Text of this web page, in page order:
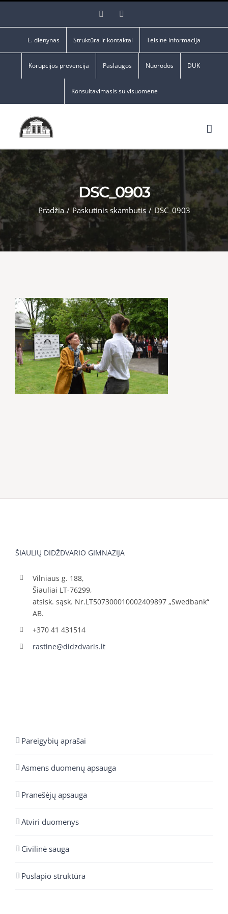
Facebook
E. dienynas Struktūra ir kontaktai Teisinė informacija
Korupcijos prevencija Paslaugos Nuorodos DUK
Konsultavimasis su visuomene
DSC_0903
Pradžia / Paskutinis skambutis / DSC_0903
ŠIAULIŲ DIDŽDVARIO GIMNAZIJA
Vilniaus g. 188,
Šiauliai LT-76299,
atsisk. sąsk. Nr.LT507300010002409897 „Swedbank“
AB.
+370 41 431514
rastine@didzdvaris.lt
Pareigybių aprašai
Asmens duomenų apsauga
Pranešėjų apsauga
Atviri duomenys
Civilinė sauga
Puslapio struktūra